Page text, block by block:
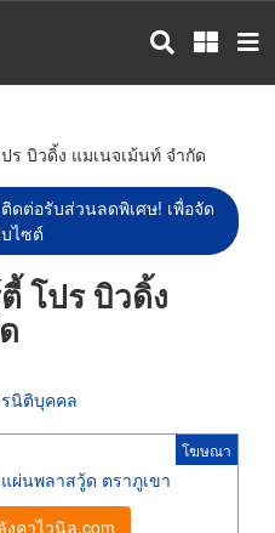
ร บิวดิ้ง แมเนจเม้นท์ จำกัด
ดต่อรับส่วนลดพิเศษ! เพื่อจัด
ไซต์
โปร บิวดิ้ง
นิติบุคคล
โฆษณา
ผ่นพลาสวู้ด ตราภูเขา
งคาไวนิล.com